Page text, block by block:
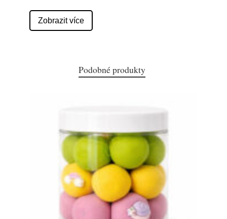
Zobrazit více
Podobné produkty